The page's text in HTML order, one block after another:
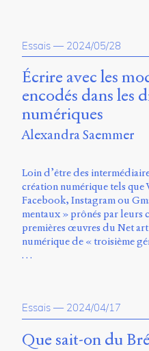
Essais — 2024/05/28
Écrire avec les
encodés dans les
numériques
Alexandra Saemmer
Loin d’être des
création numérique tels
Facebook, Instagram ou
mentaux » prônés par leurs
premières œuvres du Net
numérique de « troisième
…
Essais — 2024/04/17
Que sait-on du